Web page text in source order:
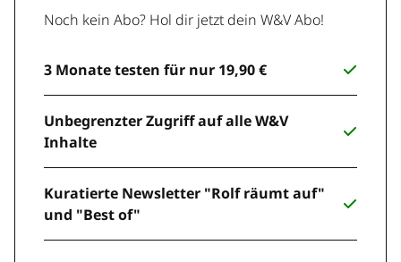
Noch kein Abo? Hol dir jetzt dein W&V Abo!
3 Monate testen für nur 19,90 €
Unbegrenzter Zugriff auf alle W&V
Inhalte
Kuratierte Newsletter "Rolf räumt auf"
und "Best of"